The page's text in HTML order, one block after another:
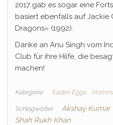
2017 gab es sogar eine
basiert ebenfalls auf Jackie
Dragons« (1992).
Danke an Anu Singh vom
Club für ihre Hilfe, die
machen!
Kategorie Easter Eggs
Schlagwörter Akshay Kumar
Shah Rukh Khan